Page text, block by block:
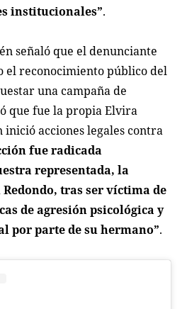
institucionales”.
señaló que el denunciante
el reconocimiento público del
una campaña de
que fue la propia Elvira
inició acciones legales contra
fue radicada
representada, la
tras ser víctima de
de agresión psicológica y
por parte de su hermano”.